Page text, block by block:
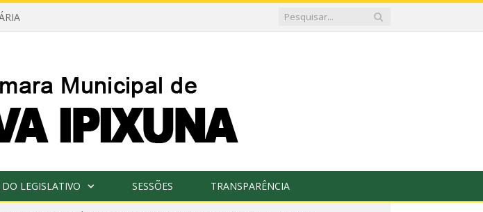
LEGISLATIVO SESSÕES TRANSPARÊNCIA